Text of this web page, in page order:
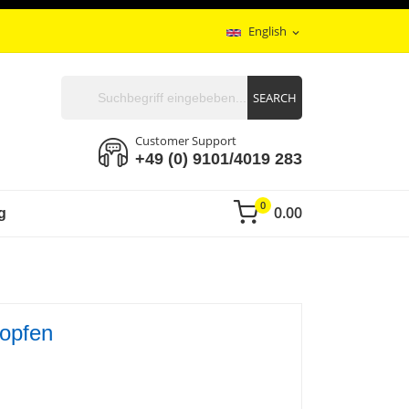
English expand_more
0.00
0
SEARCH
Customer Support
+49 (0) 9101/4019 283